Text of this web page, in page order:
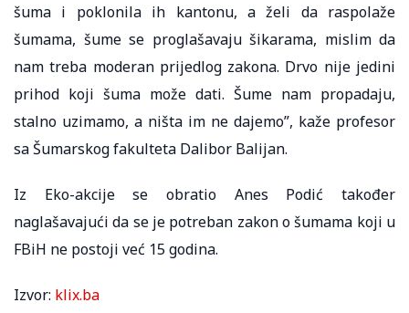
šuma i poklonila ih kantonu, a želi da raspolaže
šumama, šume se proglašavaju šikarama, mislim da
nam treba moderan prijedlog zakona. Drvo nije jedini
prihod koji šuma može dati. Šume nam propadaju,
stalno uzimamo, a ništa im ne dajemo”, kaže profesor
sa Šumarskog fakulteta Dalibor Balijan.
Iz Eko-akcije se obratio Anes Podić također
naglašavajući da se je potreban zakon o šumama koji u
FBiH ne postoji već 15 godina.
Izvor: klix.ba